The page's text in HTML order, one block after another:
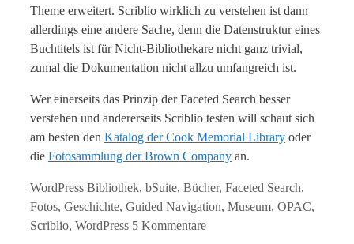
Theme erweitert. Scriblio wirklich zu verstehen ist dann
allerdings eine andere Sache, denn die Datenstruktur eines
Buchtitels ist für Nicht-Bibliothekare nicht ganz trivial,
zumal die Dokumentation nicht allzu umfangreich ist.
Wer einerseits das Prinzip der Faceted Search besser
verstehen und andererseits Scriblio testen will schaut sich
am besten den Katalog der Cook Memorial Library oder
die Fotosammlung der Brown Company an.
Kategorien
WordPress Tags
Bibliothek, bSuite, Bücher, Faceted Search,
Fotos, Geschichte, Guided Navigation, Museum, OPAC,
Scriblio, WordPress 5 Kommentare